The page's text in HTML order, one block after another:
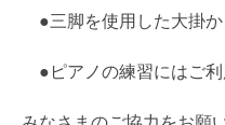
●三脚を使用した大掛か
●ピアノの練習にはご利